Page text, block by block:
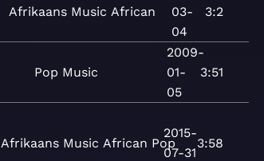
Afrikaans Music African
03-
04
3:2
Pop Music
2009-
01-
05
3:51
Afrikaans Music African Pop
2015-
07-31
3:58